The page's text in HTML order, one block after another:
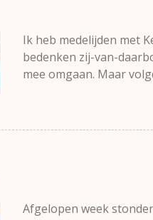
Ik heb medelijden met
bedenken zij-van-
mee omgaan. Maar
en sportief verlopen.
Afgelopen week